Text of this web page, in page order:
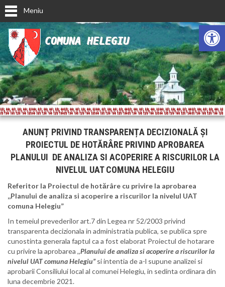
Deschide
Meniu
COMUNA HELEGIU
ANUNȚ PRIVIND TRANSPARENȚA DECIZIONALĂ ȘI
PROIECTUL DE HOTĂRÂRE PRIVIND APROBAREA
PLANULUI DE ANALIZA SI ACOPERIRE A RISCURILOR LA
NIVELUL UAT COMUNA HELEGIU
Referitor la Proiectul de hotărâre cu privire la aprobarea
,,Planului de analiza si acoperire a riscurilor la nivelul UAT
comuna Helegiu”
In temeiul prevederilor art.7 din Legea nr 52/2003 privind
transparenta decizionala in administratia publica, se publica spre
cunostinta generala faptul ca a fost elaborat Proiectul de hotarare
cu privire la aprobarea ,,Planului de analiza si acoperire a riscurilor la
nivelul UAT comuna Helegiu”si intentia de a-l supune analizei si
aprobarii Consiliului local al comunei Helegiu, in sedinta ordinara din
luna decembrie 2021.